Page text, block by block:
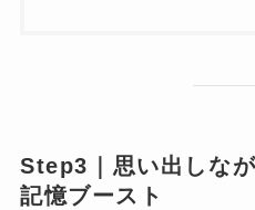
Step3｜思い出しな
記憶ブースト